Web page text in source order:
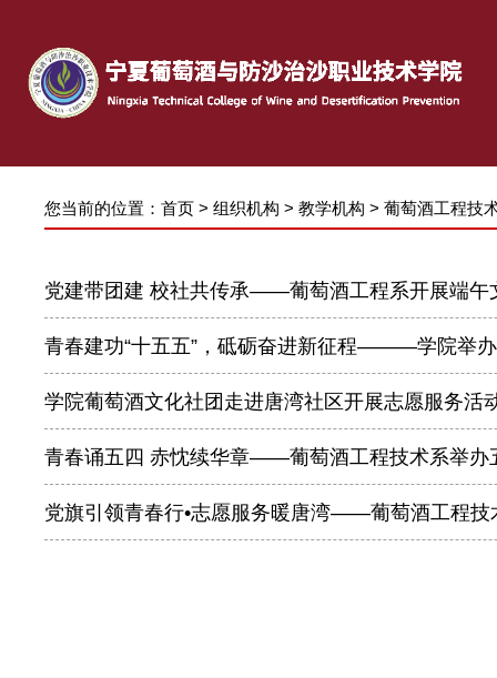
您当前的位置： 首页 > 组织机构 > 教学机构 > 葡萄酒工程技
党建带团建 校社共传承——葡萄酒工程系开展端午
青春建功“十五五”，砥砺奋进新征程———学院举
学院葡萄酒文化社团走进唐湾社区开展志愿服务活
青春诵五四 赤忱续华章——葡萄酒工程技术系举办
党旗引领青春行•志愿服务暖唐湾——葡萄酒工程技